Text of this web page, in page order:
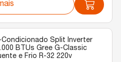
Condicionado Split Inverter
BTUs Gree G-Classic
e Frio R-32 220v